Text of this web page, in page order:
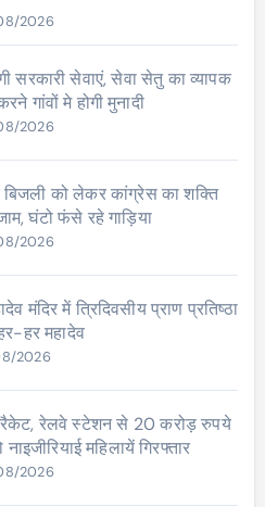
2026
सरकारी सेवाएं, सेवा सेतु का व्यापक
गांवों मे होगी मुनादी
2026
को लेकर कांग्रेस का शक्ति
घंटो फंसे रहे गाड़िया
2026
मंदिर में त्रिदिवसीय प्राण प्रतिष्ठा
हर महादेव
2026
रैकेट, रेलवे स्टेशन से 20 करोड़ रुपये
महिलायें गिरफ्तार
2026